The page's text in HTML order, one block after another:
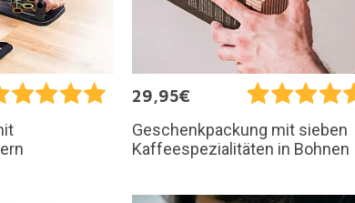
29,95€
Geschenkpackung mit sieben
Kaffeespezialitäten in Bohnen